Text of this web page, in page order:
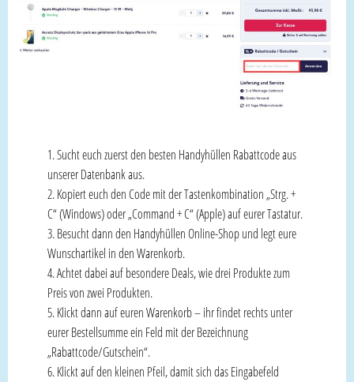
Sucht euch zuerst den besten Handyhüllen Rabattcode aus
unserer Datenbank aus.
Kopiert euch den Code mit der Tastenkombination „Strg. +
C“ (Windows) oder „Command + C“ (Apple) auf eurer Tastatur.
Besucht dann den Handyhüllen Online-Shop und legt eure
Wunschartikel in den Warenkorb.
Achtet dabei auf besondere Deals, wie drei Produkte zum
Preis von zwei Produkten.
Klickt dann auf euren Warenkorb – ihr findet rechts unter
eurer Bestellsumme ein Feld mit der Bezeichnung
„Rabattcode/Gutschein“.
Klickt auf den kleinen Pfeil, damit sich das Eingabefeld